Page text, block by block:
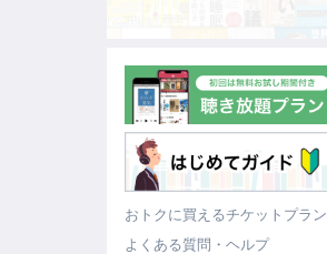
おトクに買えるチケットプラン
よくある質問・ヘルプ